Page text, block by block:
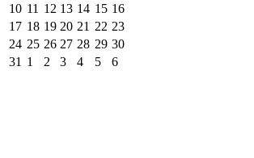
10 11 12 13 14 15 16
17 18 19 20 21 22 23
24 25 26 27 28 29 30
31 1 2 3 4 5 6